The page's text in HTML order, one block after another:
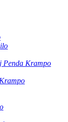
Penda Krampo